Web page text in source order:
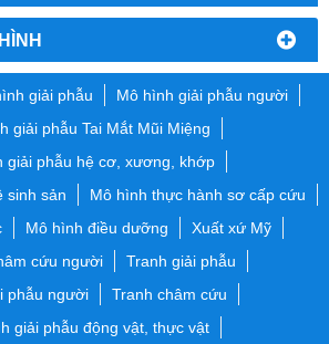
giải phẫu
Mô hình giải phẫu người
giải phẫu Tai Mắt Mũi Miệng
giải phẫu hệ cơ, xương, khớp
sinh sản
Mô hình thực hành sơ cấp cứu
Mô hình điều dưỡng
Xuất xứ Mỹ
cứu người
Tranh giải phẫu
phẫu người
Tranh châm cứu
giải phẫu động vật, thực vật